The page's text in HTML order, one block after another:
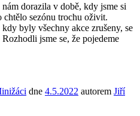
dorazila v době, kdy jsme si
chtělo sezónu trochu oživit.
byly všechny akce zrušeny, se
jsme se, že pojedeme
dne 4.5.2022 autorem Jiří